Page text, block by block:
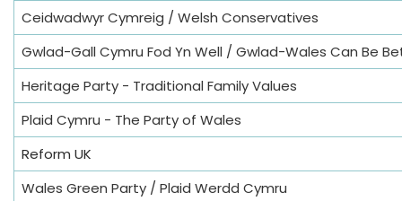
Ceidwadwyr Cymreig / Welsh Conservatives
Gwlad-Gall Cymru Fod Yn Well / Gwlad-Wales Can Be
Heritage Party - Traditional Family Values
Plaid Cymru - The Party of Wales
Reform UK
Wales Green Party / Plaid Werdd Cymru